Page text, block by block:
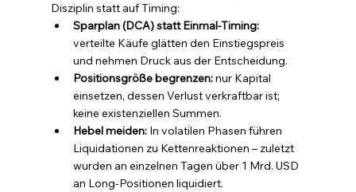
Disziplin statt auf Timing:
Sparplan (DCA) statt Einmal-Timing:
verteilte Käufe glätten den Einstiegspreis
und nehmen Druck aus der Entscheidung.
Positionsgröße begrenzen: nur Kapital
einsetzen, dessen Verlust verkraftbar ist;
keine existenziellen Summen.
Hebel meiden: In volatilen Phasen führen
Liquidationen zu Kettenreaktionen – zuletzt
wurden an einzelnen Tagen über 1 Mrd. USD
an Long-Positionen liquidiert.